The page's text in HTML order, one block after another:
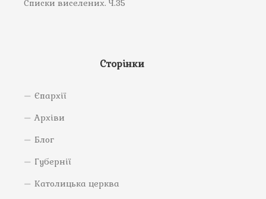
Списки виселених. Ч.35
Сторінки
Єпархії
Архіви
Блог
Губернії
Католицька церква